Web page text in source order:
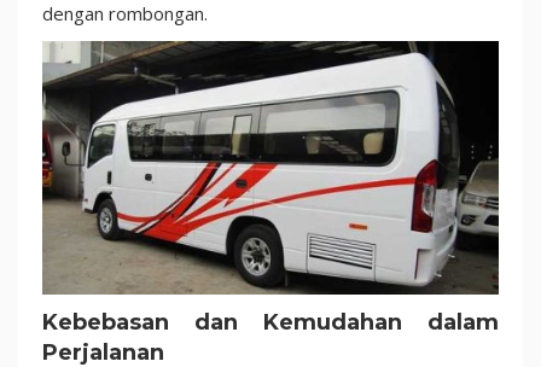
dengan rombongan.
Kebebasan dan Kemudahan dalam
Perjalanan